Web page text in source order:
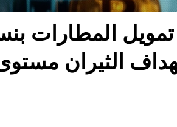
المطارات